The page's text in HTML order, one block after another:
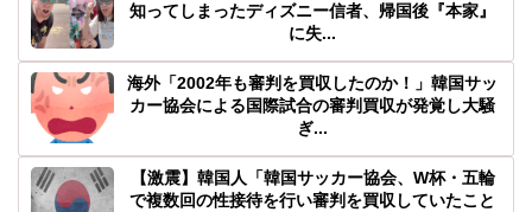
知ってしまったディズニー信者、帰国後『本家』
に失...
海外「2002年も審判を買収したのか！」韓国サッ
カー協会による国際試合の審判買収が発覚し大騒
ぎ...
【激震】韓国人「韓国サッカー協会、W杯・五輪
で複数回の性接待を行い審判を買収していたこと